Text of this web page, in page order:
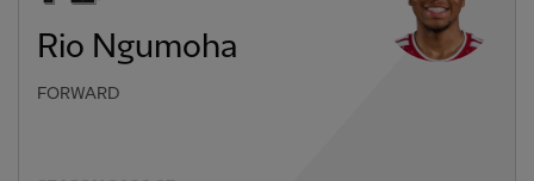
Rio Ngumoha
FORWARD